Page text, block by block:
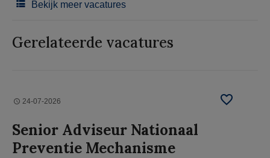
Bekijk meer vacatures
Gerelateerde vacatures
24-07-2026
Senior Adviseur Nationaal
Preventie Mechanisme